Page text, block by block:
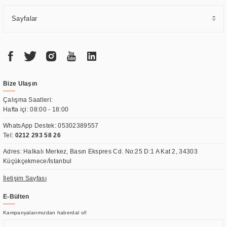
Sayfalar
Bize Ulaşın
Çalışma Saatleri:
Hafta içi: 08:00 - 18:00
WhatsApp Destek:05302389557
Tel: 0212 293 58 26
Adres: Halkalı Merkez, Basın Ekspres Cd. No:25 D:1 A Kat 2, 34303
Küçükçekmece/İstanbul
İletişim Sayfası
E-Bülten
Kampanyalarımızdan haberdal ol!